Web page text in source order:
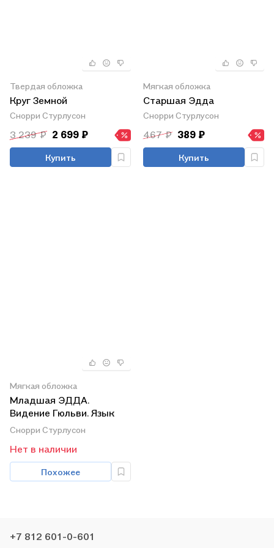
Твердая обложка
Круг Земной
Снорри Стурлусон
3 239 ₽ 2 699 ₽
Купить
Мягкая обложка
Старшая Эдда
Снорри Стурлусон
467 ₽ 389 ₽
Купить
Мягкая обложка
Младшая ЭДДА.
Видение Гюльви. Язык
поэзии
Снорри Стурлусон
Нет в наличии
Похожее
+7 812 601-0-601